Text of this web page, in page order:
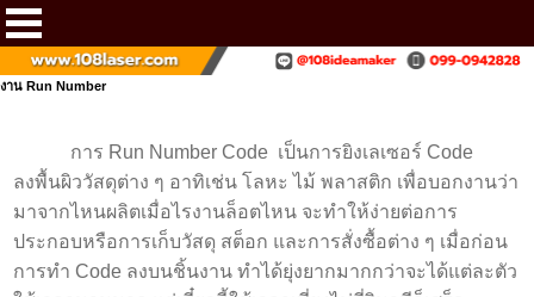
งาน Run Number
การ Run Number Code เป็นการยิงเลเซอร์ Code
ลงพื้นผิววัสดุต่าง ๆ อาทิเช่น โลหะ ไม้ พลาสติก เพื่อบอกงานว่า
มาจากไหนผลิตเมื่อไรงานล็อตไหน จะทำให้ง่ายต่อการ
ประกอบหรือการเก็บวัสดุ สต็อก และการสั่งซื้อต่าง ๆ เมื่อก่อน
การทำ Code ลงบนชิ้นงาน ทำได้ยุ่งยากมากกว่าจะได้แต่ละตัว